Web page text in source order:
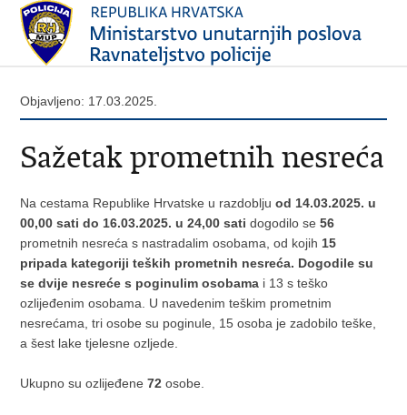
Objavljeno: 17.03.2025.
Sažetak prometnih nesreća
Na cestama Republike Hrvatske u razdobljuod 14.03.2025. u
00,00 sati do 16.03.2025. u 24,00 sati dogodilo se56
prometnih nesreća s nastradalim osobama, od kojih 15
pripada kategoriji teških prometnih nesreća. Dogodile su
se dvije nesreće s poginulim osobama i 13 s teško
ozlijeđenim osobama. U navedenim teškim prometnim
nesrećama, tri osobe su poginule, 15 osoba je zadobilo teške,
a šest lake tjelesne ozljede.
Ukupno su ozlijeđene72osobe.